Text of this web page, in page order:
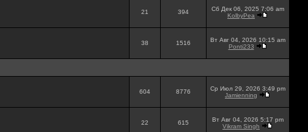
21 394
Сб Дек 06, 2025 7:06 am
KolbyPea
38 1516
Вт Авг 04, 2026 10:15 am
Ponti233
604 8776
Ср Июл 29, 2026 3:49 pm
Jamienning
22 615
Вт Авг 04, 2026 5:17 pm
Vikram Singh